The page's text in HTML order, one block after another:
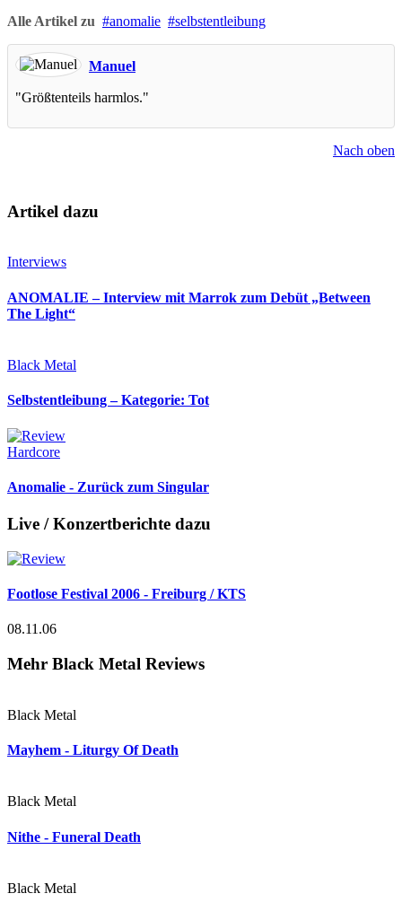
Alle Artikel zu anomalie selbstentleibung
Manuel
"Größtenteils harmlos."
Nach oben
Artikel dazu
Interviews
ANOMALIE – Interview mit Marrok zum Debüt „Between
The Light“
Black Metal
Selbstentleibung – Kategorie: Tot
Hardcore
Anomalie - Zurück zum Singular
Live / Konzertberichte dazu
Footlose Festival 2006 - Freiburg / KTS
08.11.06
Mehr Black Metal Reviews
Black Metal
Mayhem - Liturgy Of Death
Black Metal
Nithe - Funeral Death
Black Metal